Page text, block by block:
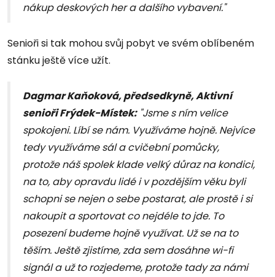
nákup deskových her a dalšího vybavení."
Senioři si tak mohou svůj pobyt ve svém oblíbeném
stánku ještě více užít.
Dagmar Kaňoková, předsedkyně, Aktivní
senioři Frýdek-Místek:"Jsme s ním velice
spokojeni. Líbí se nám. Využíváme hojně. Nejvíce
tedy využíváme sál a cvičební pomůcky,
protože náš spolek klade velký důraz na kondici,
na to, aby opravdu lidé i v pozdějším věku byli
schopni se nejen o sebe postarat, ale prostě i si
nakoupit a sportovat co nejdéle to jde. To
posezení budeme hojně využívat. Už se na to
těším. Ještě zjistíme, zda sem dosáhne wi-fi
signál a už to rozjedeme, protože tady za námi